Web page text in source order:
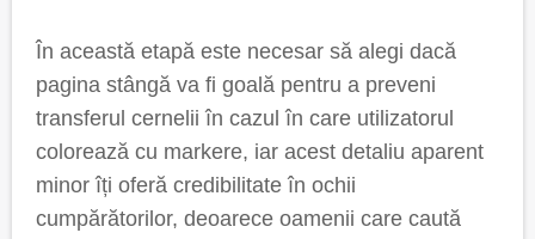
În această etapă este necesar să alegi dacă
pagina stângă va fi goală pentru a preveni
transferul cernelii în cazul în care utilizatorul
colorează cu markere, iar acest detaliu aparent
minor îți oferă credibilitate în ochii
cumpărătorilor, deoarece oamenii care caută